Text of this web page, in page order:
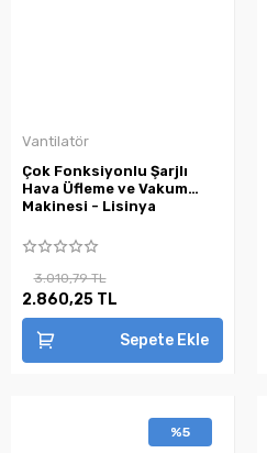
Vantilatör
Çok Fonksiyonlu Şarjlı
Hava Üfleme ve Vakum
Makinesi - Lisinya
3.010,79 TL
2.860,25 TL
Sepete Ekle
%5